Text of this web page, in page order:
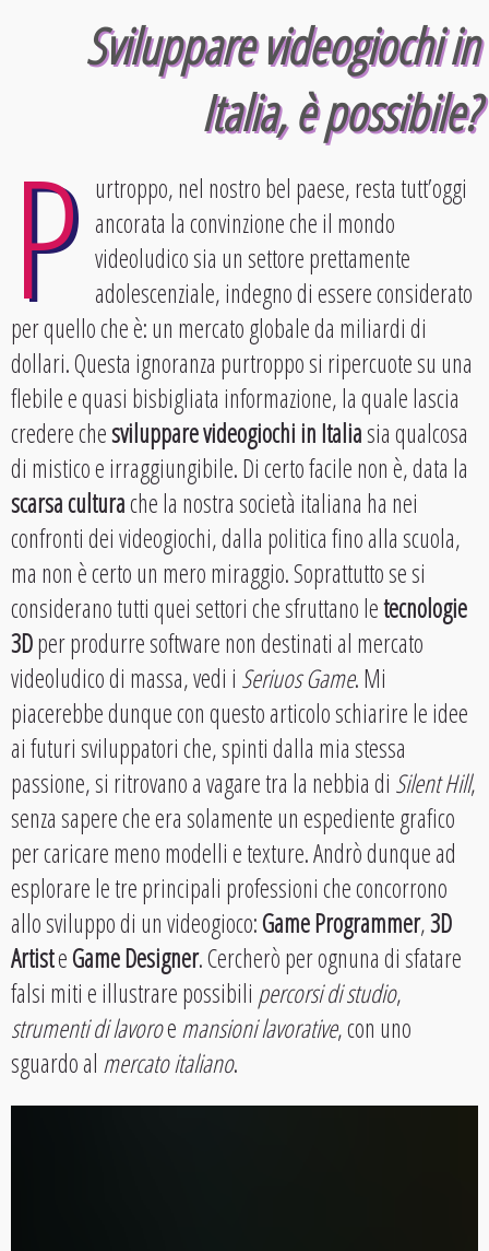
Sviluppare videogiochi in
Italia, è possibile?
P urtroppo, nel nostro bel paese, resta tutt’oggi
ancorata la convinzione che il mondo
videoludico sia un settore prettamente
adolescenziale, indegno di essere considerato
per quello che è: un mercato globale da miliardi di
dollari. Questa ignoranza purtroppo si ripercuote su una
flebile e quasi bisbigliata informazione, la quale lascia
credere chesviluppare videogiochi in Italiasia qualcosa
di mistico e irraggiungibile. Di certo facile non è, data la
scarsa culturache la nostra società italiana ha nei
confronti dei videogiochi, dalla politica fino alla scuola,
ma non è certo un mero miraggio. Soprattutto se si
considerano tutti quei settori che sfruttano letecnologie
3Dper produrre software non destinati al mercato
videoludico di massa, vedi i Seriuos Game. Mi
piacerebbe dunque con questo articolo schiarire le idee
ai futuri sviluppatori che, spinti dalla mia stessa
passione, si ritrovano a vagare tra la nebbia di Silent Hill,
senza sapere che era solamente un espediente grafico
per caricare meno modelli e texture. Andrò dunque ad
esplorare le tre principali professioni che concorrono
allo sviluppo di un videogioco:Game Programmer,3D
ArtisteGame Designer. Cercherò per ognuna di sfatare
falsi miti e illustrare possibili percorsi di studio,
strumenti di lavoroemansioni lavorative, con uno
sguardo al mercato italiano.